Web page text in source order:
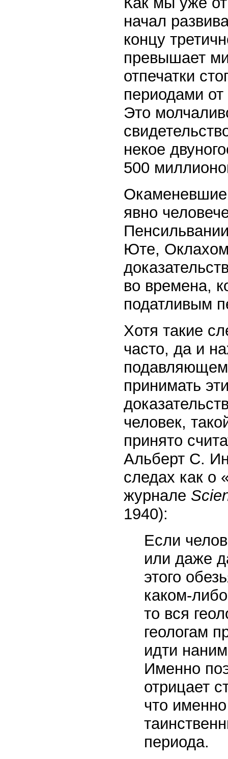
начал
концу
превышает
отпечатки
периодами от
Это
некое
500
Окаменевшие
явно
Юте,
во времена,
податливым
Хотя такие
часто, да и
подавляющем
принимать
человек,
принято
Альберт С.
следах как о
журнале
1940):
Если
или даже
этого
каком-
то вся
геологам
идти
Именно
отрицает
что
периода.